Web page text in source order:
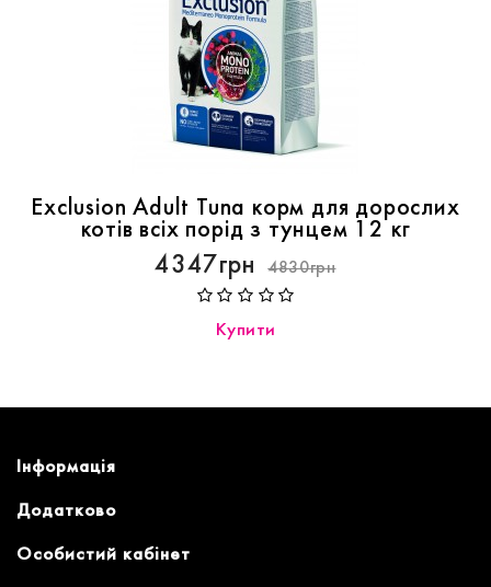
Exclusion Adult Tuna корм для дорослих
котів всіх порід з тунцем 12 кг
4347грн 4830грн
Купити
Інформація
Додатково
Особистий кабінет